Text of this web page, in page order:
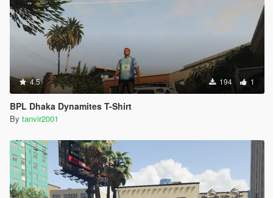
4.5 194 1
BPL Dhaka Dynamites T-Shirt
By tanvir2001